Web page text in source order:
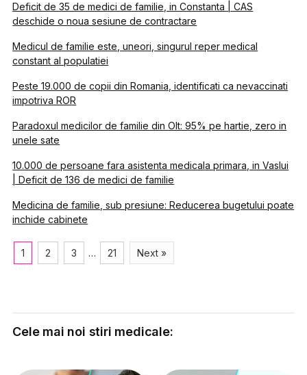
Deficit de 35 de medici de familie, in Constanta | CAS
deschide o noua sesiune de contractare
Medicul de familie este, uneori, singurul reper medical
constant al populatiei
Peste 19.000 de copii din Romania, identificati ca nevaccinati
impotriva ROR
Paradoxul medicilor de familie din Olt: 95% pe hartie, zero in
unele sate
10.000 de persoane fara asistenta medicala primara, in Vaslui
| Deficit de 136 de medici de familie
Medicina de familie, sub presiune: Reducerea bugetului poate
inchide cabinete
1 2 3 … 21 Next »
Cele mai noi stiri medicale: